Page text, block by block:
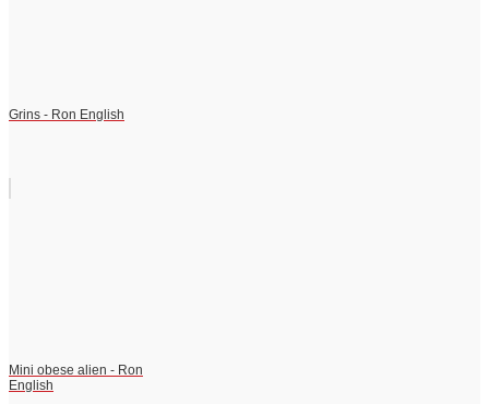
Grins - Ron English
Mini obese alien - Ron
English